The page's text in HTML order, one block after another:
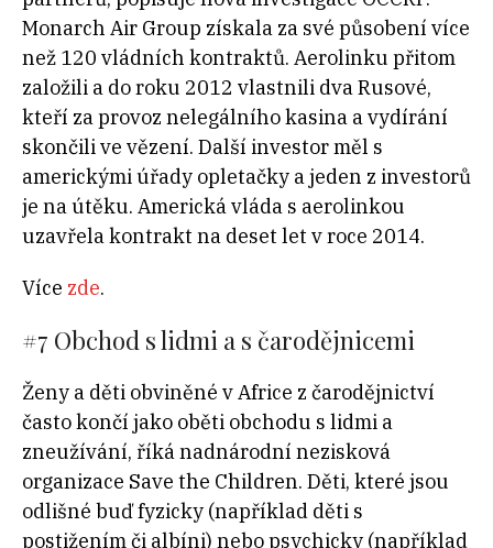
Monarch Air Group získala za své působení více
než 120 vládních kontraktů. Aerolinku přitom
založili a do roku 2012 vlastnili dva Rusové,
kteří za provoz nelegálního kasina a vydírání
skončili ve vězení. Další investor měl s
americkými úřady opletačky a jeden z investorů
je na útěku. Americká vláda s aerolinkou
uzavřela kontrakt na deset let v roce 2014.
Více zde.
#7 Obchod s lidmi a s čarodějnicemi
Ženy a děti obviněné v Africe z čarodějnictví
často končí jako oběti obchodu s lidmi a
zneužívání, říká nadnárodní nezisková
organizace Save the Children. Děti, které jsou
odlišné buď fyzicky (například děti s
postižením či albíni) nebo psychicky (například